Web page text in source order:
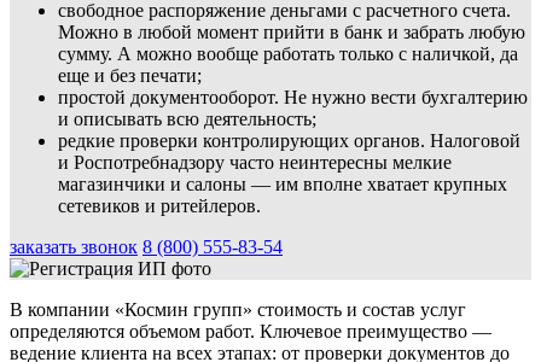
свободное распоряжение деньгами с расчетного счета.
Можно в любой момент прийти в банк и забрать любую
сумму. А можно вообще работать только с наличкой, да
еще и без печати;
простой документооборот. Не нужно вести бухгалтерию
и описывать всю деятельность;
редкие проверки контролирующих органов. Налоговой
и Роспотребнадзору часто неинтересны мелкие
магазинчики и салоны — им вполне хватает крупных
сетевиков и ритейлеров.
заказать звонок 8 (800) 555-83-54
В компании «Космин групп» стоимость и состав услуг
определяются объемом работ. Ключевое преимущество —
ведение клиента на всех этапах: от проверки документов до